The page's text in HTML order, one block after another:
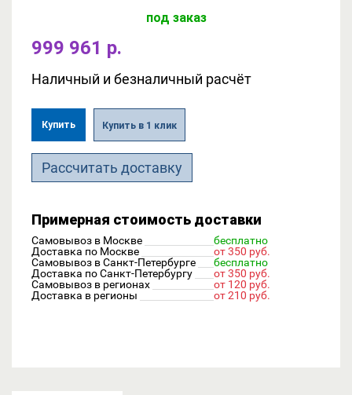
под заказ
999 961 р.
Наличный и безналичный расчёт
Купить Купить в 1 клик
Рассчитать доставку
Примерная стоимость доставки
Самовывоз в Москве
бесплатно
Доставка по Москве
от 350 руб.
Самовывоз в Санкт-Петербурге
бесплатно
Доставка по Санкт-Петербургу
от 350 руб.
Самовывоз в регионах
от 120 руб.
Доставка в регионы
от 210 руб.